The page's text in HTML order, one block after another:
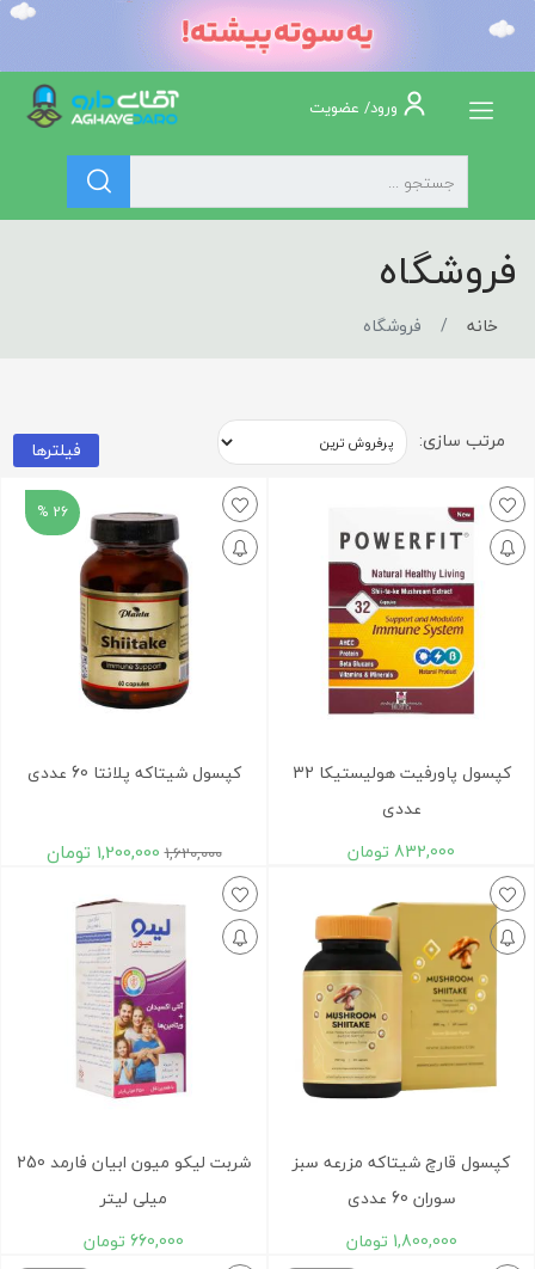
ورود/ عضویت
فروشگاه
خانه فروشگاه
مرتب سازی: فیلترها
کپسول پاورفیت هولیستیکا 32
عددی
832,000 تومان
26 %
کپسول شیتاکه پلانتا 60 عددی
1,620,000
1,200,000 تومان
کپسول قارچ شیتاکه مزرعه سبز
سوران 60 عددی
1,800,000 تومان
شربت لیکو میون ابیان فارمد 250
میلی لیتر
660,000 تومان